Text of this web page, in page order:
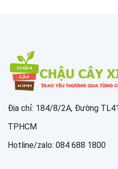
Địa chỉ: 184/8/2A, Đường
TPHCM
Hotline/zalo: 084 688 1800